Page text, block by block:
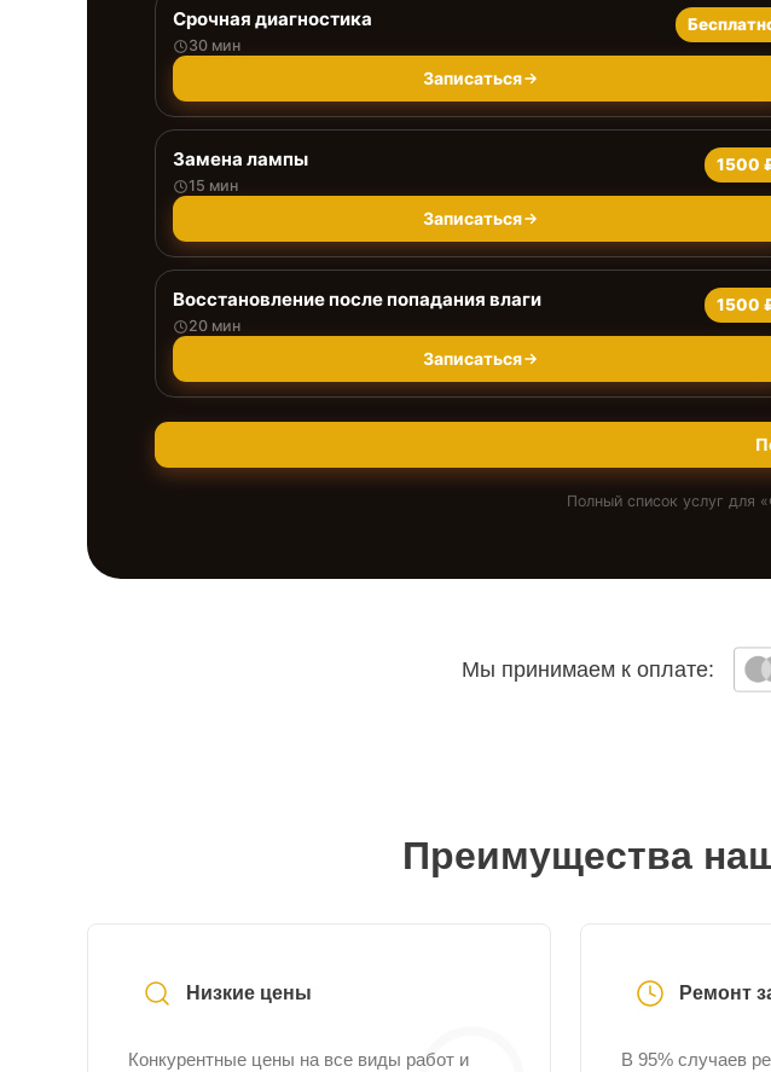
Срочная диагностика
30 мин
Записаться
Замена лампы
15 мин
1500
Записаться
Восстановление после попадания влаги
20 мин
1500
Записаться
Полный список услуг для «
Мы принимаем к оплате:
Преимущества
Низкие цены
Конкурентные цены на все виды работ и
Ремонт
В 95% случаев